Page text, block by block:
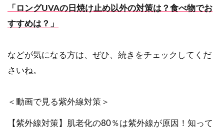
「ロングUVAの日焼け止め以外の対策は？食べ物でお
すすめは？」
などが気になる方は、ぜひ、続きをチェックしてくだ
さいね。
＜動画で見る紫外線対策＞
【紫外線対策】肌老化の80％は紫外線が原因！知って